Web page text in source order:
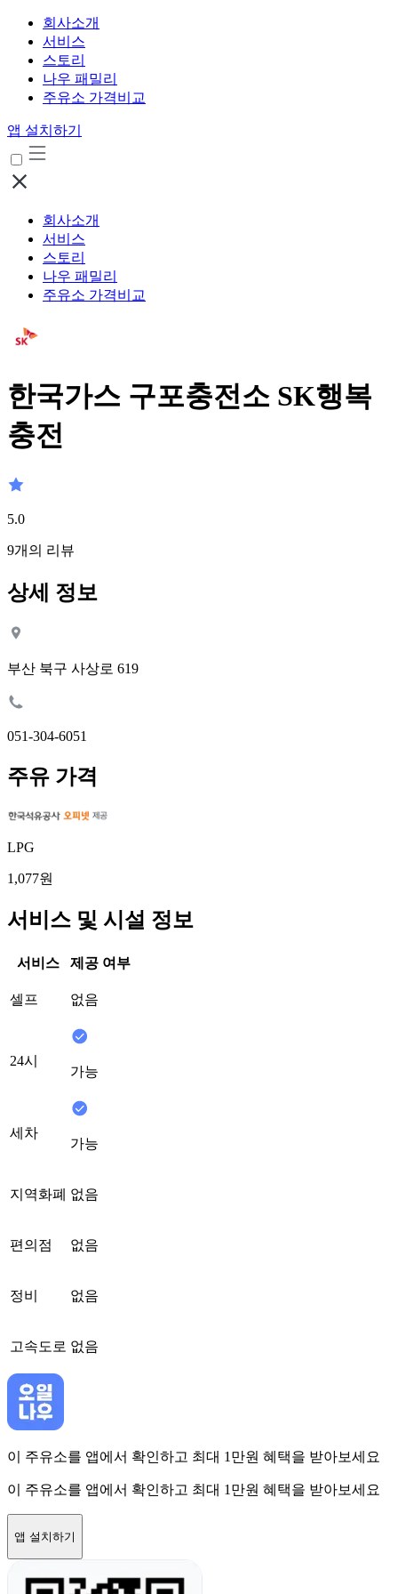
회사소개
서비스
스토리
나우 패밀리
주유소 가격비교
앱 설치하기
회사소개
서비스
스토리
나우 패밀리
주유소 가격비교
한국가스 구포충전소 SK행복
충전
5.0
9개의 리뷰
상세 정보
부산 북구 사상로 619
051-304-6051
주유 가격
LPG
1,077원
서비스 및 시설 정보
서비스 제공 여부
셀프 없음
24시
가능
세차
가능
지역화폐 없음
편의점 없음
정비 없음
고속도로 없음
이 주유소를 앱에서 확인하고 최대 1만원 혜택을 받아보세요
이 주유소를 앱에서 확인하고 최대 1만원 혜택을 받아보세요
앱 설치하기